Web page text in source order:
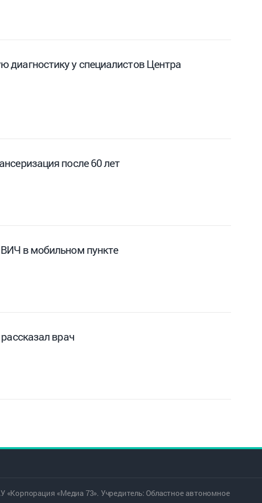
диагностику у специалистов Центра
после 60 лет
ВИЧ в мобильном пункте
врач
«Медиа 73». Учредитель: Областное автономное